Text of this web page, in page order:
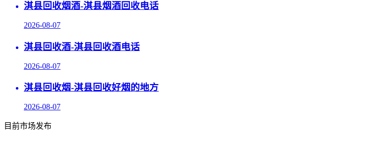
淇县回收烟酒-淇县烟酒回收电话
2026-08-07
淇县回收酒-淇县回收酒电话
2026-08-07
淇县回收烟-淇县回收好烟的地方
2026-08-07
目前市场发布